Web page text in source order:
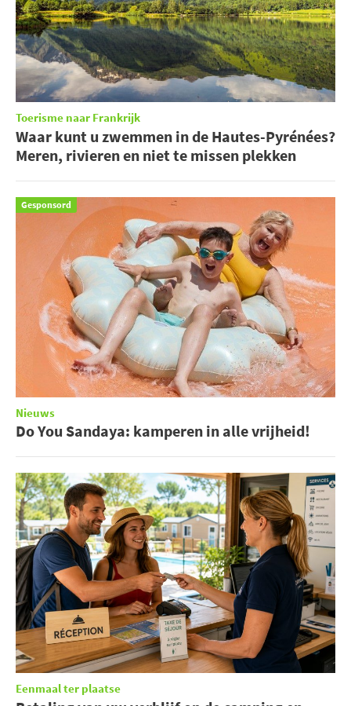
Toerisme naar Frankrijk
Waar kunt u zwemmen in de Hautes-Pyrénées?
Meren, rivieren en niet te missen plekken
Gesponsord
Nieuws
Do You Sandaya: kamperen in alle vrijheid!
Eenmaal ter plaatse